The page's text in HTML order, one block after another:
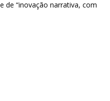
de “inovação narrativa, com